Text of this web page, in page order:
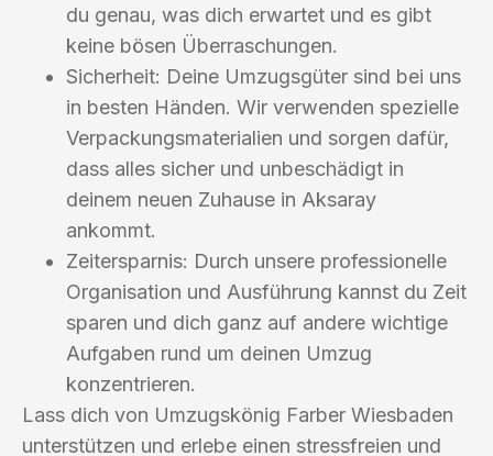
du genau, was dich erwartet und es gibt
keine bösen Überraschungen.
Sicherheit: Deine Umzugsgüter sind bei uns
in besten Händen. Wir verwenden spezielle
Verpackungsmaterialien und sorgen dafür,
dass alles sicher und unbeschädigt in
deinem neuen Zuhause in Aksaray
ankommt.
Zeitersparnis: Durch unsere professionelle
Organisation und Ausführung kannst du Zeit
sparen und dich ganz auf andere wichtige
Aufgaben rund um deinen Umzug
konzentrieren.
Lass dich von Umzugskönig Farber Wiesbaden
unterstützen und erlebe einen stressfreien und